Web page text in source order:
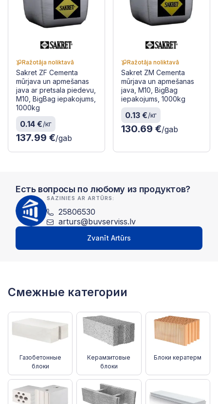
Ražotāja noliktavā
Sakret ZF Cementa
mūrjava un apmešanas
java ar pretsala piedevu,
M10, BigBag iepakojums,
1000kg
0.14 €/кг
137.99 €/gab
Ražotāja noliktavā
Sakret ZM Cementa
mūrjava un apmešanas
java, M10, BigBag
iepakojums, 1000kg
0.13 €/кг
130.69 €/gab
Есть вопросы по любому из продуктов?
SAZINIES AR ARTŪRS:
25806530
arturs@buvserviss.lv
Zvanīt Artūrs
Смежные категории
Газобетонные
блоки
Керамзитовые
блоки
Блоки кератерм